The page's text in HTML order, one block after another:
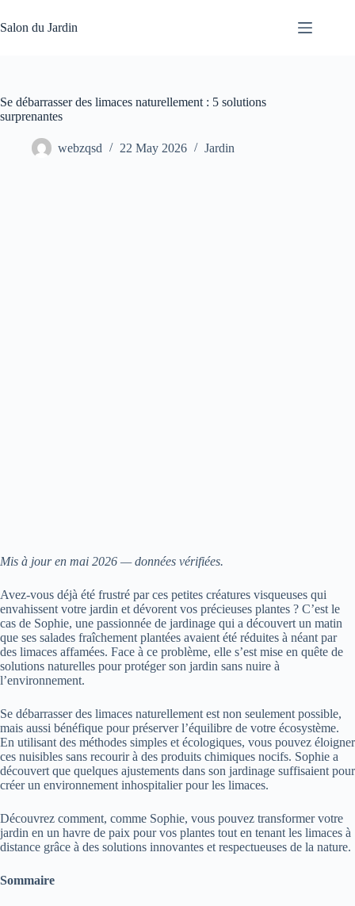
to
content
Salon du Jardin
Se débarrasser des limaces naturellement : 5 solutions
surprenantes
webzqsd 22 May 2026 Jardin
Mis à jour en mai 2026 — données vérifiées.
Avez-vous déjà été frustré par ces petites créatures visqueuses qui
envahissent votre jardin et dévorent vos précieuses plantes ? C’est le
cas de Sophie, une passionnée de jardinage qui a découvert un matin
que ses salades fraîchement plantées avaient été réduites à néant par
des limaces affamées. Face à ce problème, elle s’est mise en quête de
solutions naturelles pour protéger son jardin sans nuire à
l’environnement.
Se débarrasser des limaces naturellement est non seulement possible,
mais aussi bénéfique pour préserver l’équilibre de votre écosystème.
En utilisant des méthodes simples et écologiques, vous pouvez éloigner
ces nuisibles sans recourir à des produits chimiques nocifs. Sophie a
découvert que quelques ajustements dans son jardinage suffisaient pour
créer un environnement inhospitalier pour les limaces.
Découvrez comment, comme Sophie, vous pouvez transformer votre
jardin en un havre de paix pour vos plantes tout en tenant les limaces à
distance grâce à des solutions innovantes et respectueuses de la nature.
Sommaire